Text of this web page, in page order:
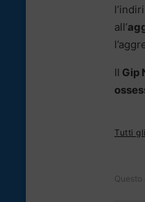
all’
Il Gip
Tutti